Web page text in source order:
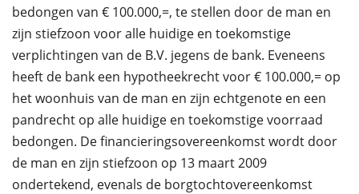
bedongen van € 100.000,=, te stellen door de man en
zijn stiefzoon voor alle huidige en toekomstige
verplichtingen van de B.V. jegens de bank. Eveneens
heeft de bank een hypotheekrecht voor € 100.000,= op
het woonhuis van de man en zijn echtgenote en een
pandrecht op alle huidige en toekomstige voorraad
bedongen. De financieringsovereenkomst wordt door
de man en zijn stiefzoon op 13 maart 2009
ondertekend, evenals de borgtochtovereenkomst